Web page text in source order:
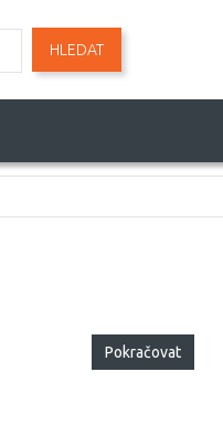
HLEDAT
Pokračovat